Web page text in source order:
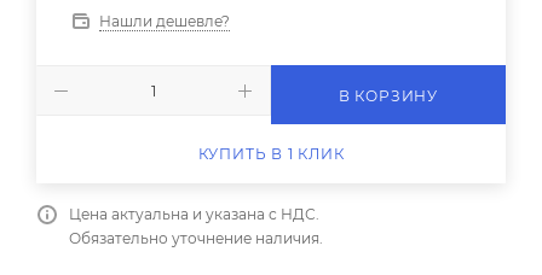
Нашли дешевле?
В КОРЗИНУ
КУПИТЬ В 1 КЛИК
Цена актуальна и указана с НДС.
Обязательно уточнение наличия.